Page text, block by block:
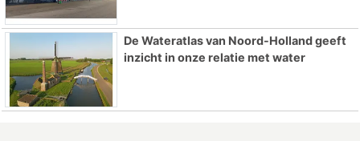
De Wateratlas van Noord-Holland geeft
inzicht in onze relatie met water